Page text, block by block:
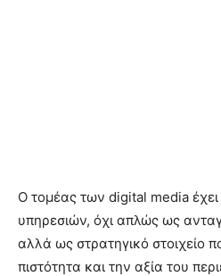
Ο τομέας των digital media έχει
υπηρεσιών, όχι απλώς ως
αλλά ως στρατηγικό στοιχείο
πιστότητα και την αξία του